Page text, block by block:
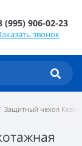
(995) 906-02-23
звонок
Защитный чехол Кевин